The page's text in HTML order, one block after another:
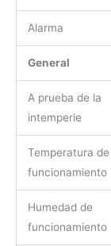
Alarma
General
A prueba de la
intemperie
Temperatura de
funcionamiento
Humedad de
funcionamiento